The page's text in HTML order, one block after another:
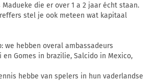
die er over 1 a 2 jaar écht staan.
stel je ook meteen wat kapitaal
we hebben overal ambassadeurs
en Gomes in brazilie, Salcido in Mexico,
hebbe van spelers in hun vaderlandse